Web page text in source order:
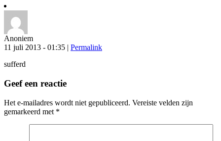
Anoniem
11 juli 2013 - 01:35 | Permalink
sufferd
Geef een reactie
Het e-mailadres wordt niet gepubliceerd. Vereiste velden zijn
gemarkeerd met *